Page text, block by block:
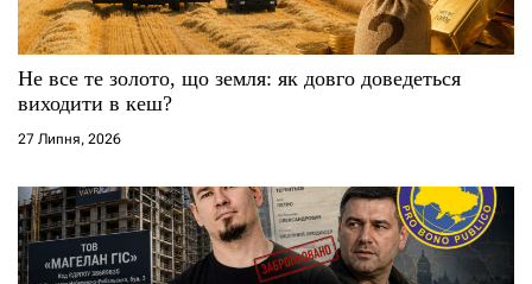
Не все те золото, що земля: як довго доведеться
виходити в кеш?
27 Липня, 2026